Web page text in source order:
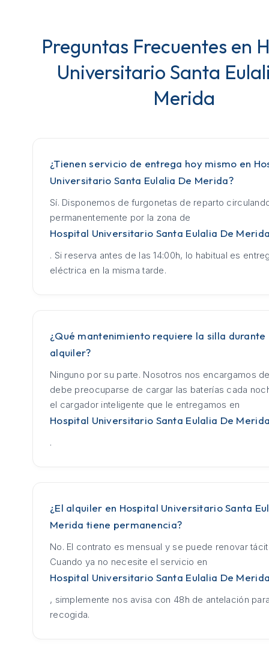
Preguntas Frecuentes en
Universitario Santa
Merida
¿Tienen servicio de entrega hoy mismo en
Universitario Santa Eulalia De Merida?
Sí. Disponemos de furgonetas de reparto
permanentemente por la zona de
Hospital Universitario Santa Eulalia De
. Si reserva antes de las 14:00h, lo habitual es
eléctrica en la misma tarde.
¿Qué mantenimiento requiere la silla durante
alquiler?
Ninguno por su parte. Nosotros nos encargamos
debe preocuparse de cargar las baterías cada
el cargador inteligente que le entregamos en
Hospital Universitario Santa Eulalia De
.
¿El alquiler en Hospital Universitario Santa
Merida tiene permanencia?
No. El contrato es mensual y se puede renovar
Cuando ya no necesite el servicio en
Hospital Universitario Santa Eulalia De
, simplemente nos avisa con 48h de antelación
recogida.